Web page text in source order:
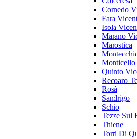
Cornedo
Fara
Isola
Marano
Marostica
Monticello
Quinto
Recoaro
Rosà
Sandrigo
Schio
Tezze Sul
Thiene
Torri Di